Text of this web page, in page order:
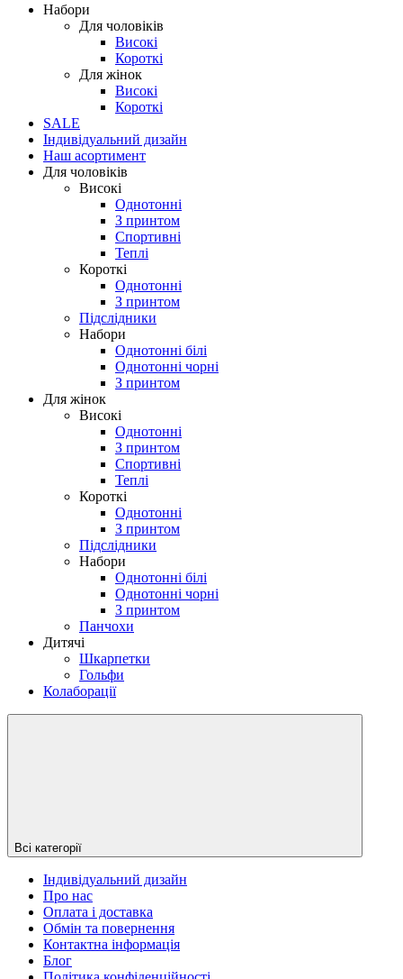
Набори
Для чоловіків
Високі
Короткі
Для жінок
Високі
Короткі
SALE
Індивідуальний дизайн
Наш асортимент
Для чоловіків
Високі
Однотонні
З принтом
Спортивні
Теплі
Короткі
Однотонні
З принтом
Підслідники
Набори
Однотонні білі
Однотонні чорні
З принтом
Для жінок
Високі
Однотонні
З принтом
Спортивні
Теплі
Короткі
Однотонні
З принтом
Підслідники
Набори
Однотонні білі
Однотонні чорні
З принтом
Панчохи
Дитячі
Шкарпетки
Гольфи
Колаборації
Всі категорії
Індивідуальний дизайн
Про нас
Оплата і доставка
Обмін та повернення
Контактна інформація
Блог